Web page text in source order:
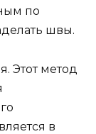
по
швы.
Этот метод
в